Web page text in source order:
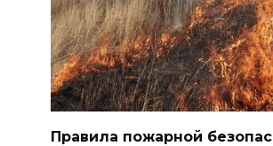
Правила пожарной